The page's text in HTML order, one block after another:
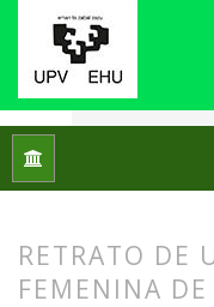
Inicio
RETRATO DE
FEMENINA